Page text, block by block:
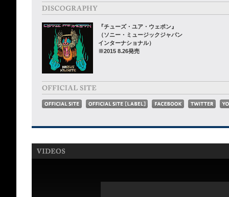
『チューズ・ユア・ウェポン』
（ソニー・ミュージックジャパン
インターナショナル）
※2015 8.26発売